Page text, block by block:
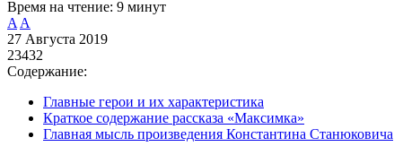
Время на чтение: 9 минут
A A
27 Августа 2019
23432
Содержание:
Главные герои и их характеристика
Краткое содержание рассказа «Максимка»
Главная мысль произведения Константина Станюковича